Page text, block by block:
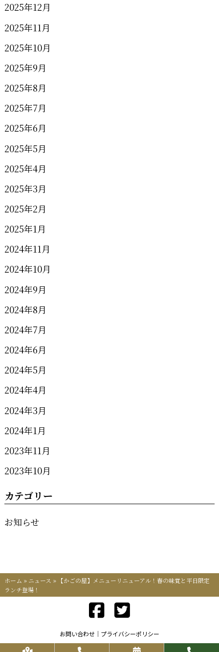
2025年12月
2025年11月
2025年10月
2025年9月
2025年8月
2025年7月
2025年6月
2025年5月
2025年4月
2025年3月
2025年2月
2025年1月
2024年11月
2024年10月
2024年9月
2024年8月
2024年7月
2024年6月
2024年5月
2024年4月
2024年3月
2024年1月
2023年11月
2023年10月
カテゴリー
お知らせ
ホーム » ニュース » 【かごの屋】メニューリニューアル！春の味覚と平日限定
ランチ登場！
お問い合わせ プライバシーポリシー